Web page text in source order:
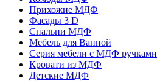
Прихожие МДФ
Фасады 3 D
Спальни МДФ
Мебель для Ванной
Серия мебели с МДФ ручками
Кровати из МДФ
Детские МДФ